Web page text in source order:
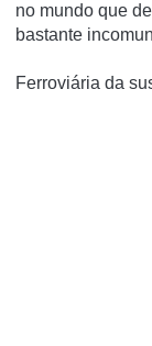
no mundo que
bastante
Ferroviária da